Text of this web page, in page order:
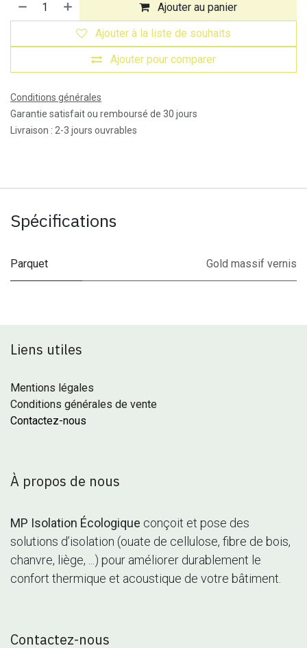
Ajouter au panier
Ajouter pour comparer
Ajouter à la liste de souhaits
Conditions générales
Garantie satisfait ou remboursé de 30 jours
Livraison : 2-3 jours ouvrables
Spécifications
Parquet Gold massif vernis
Liens utiles
Mentions légales
Conditions générales de vente
Contactez-nous
À propos de nous
MP Isolation Écologique conçoit et pose des
solutions d’isolation (ouate de cellulose, fibre de bois,
chanvre, liège, ...) pour améliorer durablement le
confort thermique et acoustique de votre bâtiment.
Contactez-nous